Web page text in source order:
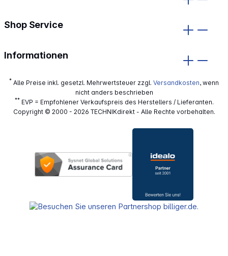
Shop Service
Informationen
* Alle Preise inkl. gesetzl. Mehrwertsteuer zzgl. Versandkosten, wenn
nicht anders beschrieben
**EVP = Empfohlener Verkaufspreis des Herstellers / Lieferanten.
Copyright © 2000 - 2026 TECHNIKdirekt - Alle Rechte vorbehalten.